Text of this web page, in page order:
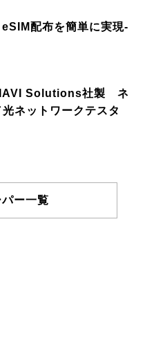
eSIM配布を簡単に実現-
Solutions社製 ネ
ネットワークテスタ
ー一覧